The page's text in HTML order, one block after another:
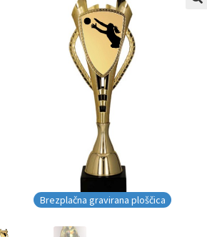
Brezplačna gravirana ploščica